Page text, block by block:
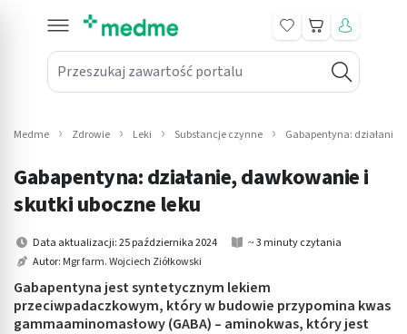
Przeszukaj zawartość portalu
Koszyk
submenu: Leki na receptę
submenu: Mama i dziecko
submenu: Kosmetyki
submenu: Higiena
submenu: Sprzęt medyczny
Medme Zdrowie Leki Substancje czynne Gabapentyna:
Gabapentyna: działanie, dawkowanie i
skutki uboczne leku
Data aktualizacji: 25 października 2024
~ 3 minuty czytania
Autor: Mgr farm. Wojciech Ziółkowski
Gabapentyna jest syntetycznym lekiem
przeciwpadaczkowym, który w budowie przypomina kwas
gammaaminomasłowy (GABA) – aminokwas, który jest